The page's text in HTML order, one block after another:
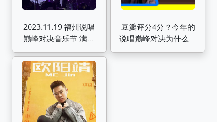
2023.11.19 福州说唱
巅峰对决音乐节 满舒
克4k全程
豆瓣评分4分？今年的
说唱巅峰对决为什么这
么难看？